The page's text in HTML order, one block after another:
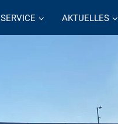
SERVICE AKTUELLES